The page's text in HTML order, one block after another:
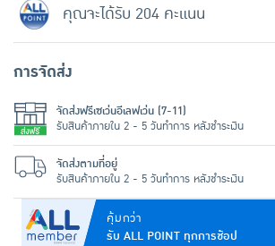
คุ้มกว่า
รับ ALL POINT ทุกการช้อป
คุณจะได้รับ 204 คะแนน
การจัดส่ง
จัดส่งฟรีเซเว่นอีเลฟเว่น (7-11)
รับสินค้าภายใน 2 - 5 วันทำการ หลังชำระเงิน
จัดส่งตามที่อยู่
รับสินค้าภายใน 2 - 5 วันทำการ หลังชำระเงิน